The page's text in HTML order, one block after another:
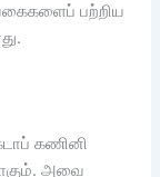
பற்றிய
கணினி
அவை